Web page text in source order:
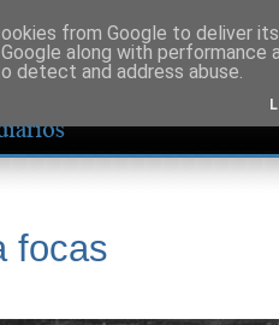
focas
from Google to deliver
along with
detect and address abuse.